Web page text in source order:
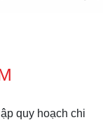
quy hoạch chi